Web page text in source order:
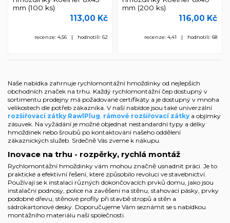
mm (100 ks)
113,00 Kč
recenze: 4,56 | hodnotili: 62
mm (200 ks)
116,00 Kč
recenze: 4,41 | hodnotili: 68
Naše nabídka zahrnuje rychlomontážní hmoždinky od nejlepších
obchodních značek na trhu. Každý rychlomontážní čep dostupný v
sortimentu prodejny má požadované certifikáty a je dostupný v mnoha
velikostech dle potřeb zákazníka. V naší nabídce jsou také univerzální
rozšiřovací zátky RawlPlug, rámové rozšiřovací zátky a objímky
zásuvek. Na vyžádání je možné objednat nestandardní typy a délky
hmoždinek nebo šroubů po kontaktování našeho oddělení
zákaznických služeb. Srdečně Vás zveme k nákupu.
Inovace na trhu - rozpěrky, rychlá montáž
Rychlomontážní hmoždinky vám mohou značně usnadnit práci. Je to
praktické a efektivní řešení, které způsobilo revoluci ve stavebnictví.
Používají se k instalaci různých dokončovacích prvků domu, jako jsou
instalační podnosy, police na zavěšení na stěnu, stahovací pásky, prvky
podobné dřevu, stěnové profily při stavbě stropů a stěn a
sádrokartonové desky. Doporučujeme Vám seznámit se s nabídkou
montážního materiálu naší společnosti.